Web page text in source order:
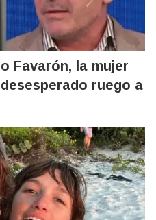
Favarón, la mujer
ruego a